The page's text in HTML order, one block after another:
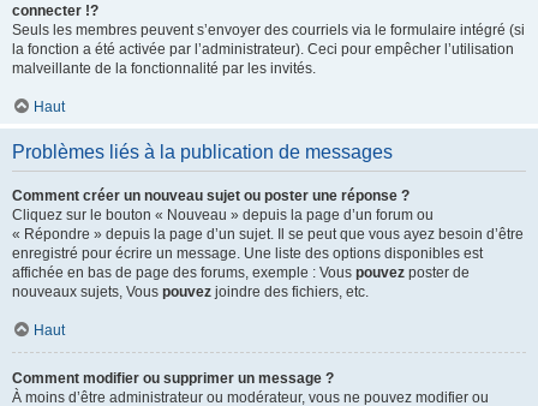
connecter !?
Seuls les membres peuvent s’envoyer des courriels via le formulaire intégré (si
la fonction a été activée par l’administrateur). Ceci pour empêcher l’utilisation
malveillante de la fonctionnalité par les invités.
Haut
Problèmes liés à la publication de messages
Comment créer un nouveau sujet ou poster une réponse ?
Cliquez sur le bouton « Nouveau » depuis la page d’un forum ou
« Répondre » depuis la page d’un sujet. Il se peut que vous ayez besoin d’être
enregistré pour écrire un message. Une liste des options disponibles est
affichée en bas de page des forums, exemple : Vous pouvez poster de
nouveaux sujets, Vous pouvez joindre des fichiers, etc.
Haut
Comment modifier ou supprimer un message ?
À moins d’être administrateur ou modérateur, vous ne pouvez modifier ou